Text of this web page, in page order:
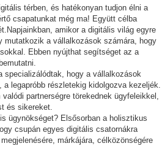
térben, és hatékonyan tudjon élni a
csapatunkat még ma! Együtt célba
amikor a digitális világ egyre
mutatkozik a vállalkozások számára, hogy
Ebben nyújthat segítséget az a
specializálódtak, hogy a vállalkozások
legapróbb részletekig kidolgozva kezeljék.
partnerségre törekednek ügyfeleikkel,
és sikereket.
ügynökséget? Elsősorban a holisztikus
csupán egyes digitális csatornákra
márkájára, célközönségére